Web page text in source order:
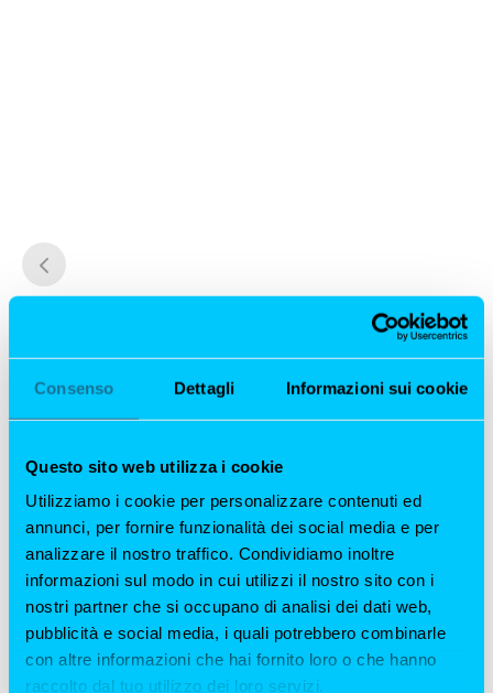
Consenso Dettagli Informazioni sui cookie
Questo sito web utilizza i cookie
Utilizziamo i cookie per personalizzare contenuti ed
annunci, per fornire funzionalità dei social media e per
analizzare il nostro traffico. Condividiamo inoltre
informazioni sul modo in cui utilizzi il nostro sito con i
nostri partner che si occupano di analisi dei dati web,
pubblicità e social media, i quali potrebbero combinarle
con altre informazioni che hai fornito loro o che hanno
raccolto dal tuo utilizzo dei loro servizi.